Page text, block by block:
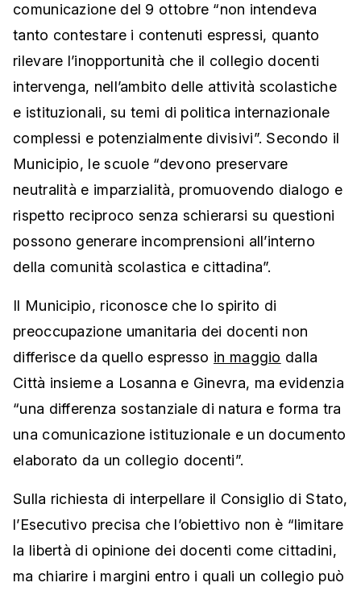
comunicazione del 9 ottobre “non intendeva
tanto contestare i contenuti espressi, quanto
rilevare l’inopportunità che il collegio docenti
intervenga, nell’ambito delle attività scolastiche
e istituzionali, su temi di politica internazionale
complessi e potenzialmente divisivi”. Secondo il
Municipio, le scuole “devono preservare
neutralità e imparzialità, promuovendo dialogo e
rispetto reciproco senza schierarsi su questioni
possono generare incomprensioni all’interno
della comunità scolastica e cittadina”.
Il Municipio, riconosce che lo spirito di
preoccupazione umanitaria dei docenti non
differisce da quello espresso in maggio dalla
Città insieme a Losanna e Ginevra, ma evidenzia
“una differenza sostanziale di natura e forma tra
una comunicazione istituzionale e un documento
elaborato da un collegio docenti”.
Sulla richiesta di interpellare il Consiglio di Stato,
l’Esecutivo precisa che l’obiettivo non è “limitare
la libertà di opinione dei docenti come cittadini,
ma chiarire i margini entro i quali un collegio può